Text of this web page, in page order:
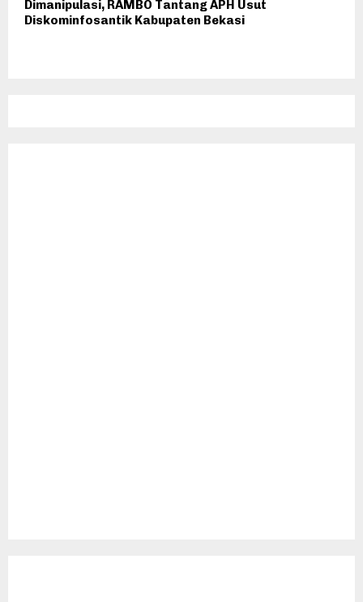
Dimanipulasi, RAMBO Tantang APH Usut
Diskominfosantik Kabupaten Bekasi